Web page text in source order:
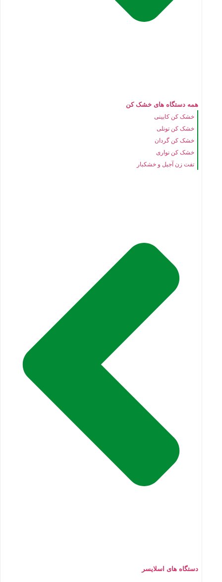
همه دستگاه های خشک کن
خشک کن کابینی
خشک کن تونلی
خشک کن گردان
خشک کن نواری
تفت زن آجیل و خشکبار
دستگاه های اسلایسر